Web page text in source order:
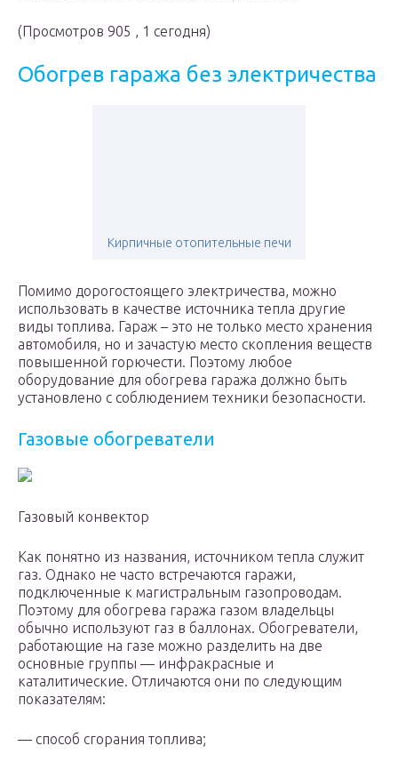
(Просмотров 905 , 1 сегодня)
Обогрев гаража без электричества
Кирпичные отопительные печи
Помимо дорогостоящего электричества, можно
использовать в качестве источника тепла другие
виды топлива. Гараж – это не только место хранения
автомобиля, но и зачастую место скопления веществ
повышенной горючести. Поэтому любое
оборудование для обогрева гаража должно быть
установлено с соблюдением техники безопасности.
Газовые обогреватели
Газовый конвектор
Как понятно из названия, источником тепла служит
газ. Однако не часто встречаются гаражи,
подключенные к магистральным газопроводам.
Поэтому для обогрева гаража газом владельцы
обычно используют газ в баллонах. Обогреватели,
работающие на газе можно разделить на две
основные группы — инфракрасные и
каталитические. Отличаются они по следующим
показателям:
— способ сгорания топлива;